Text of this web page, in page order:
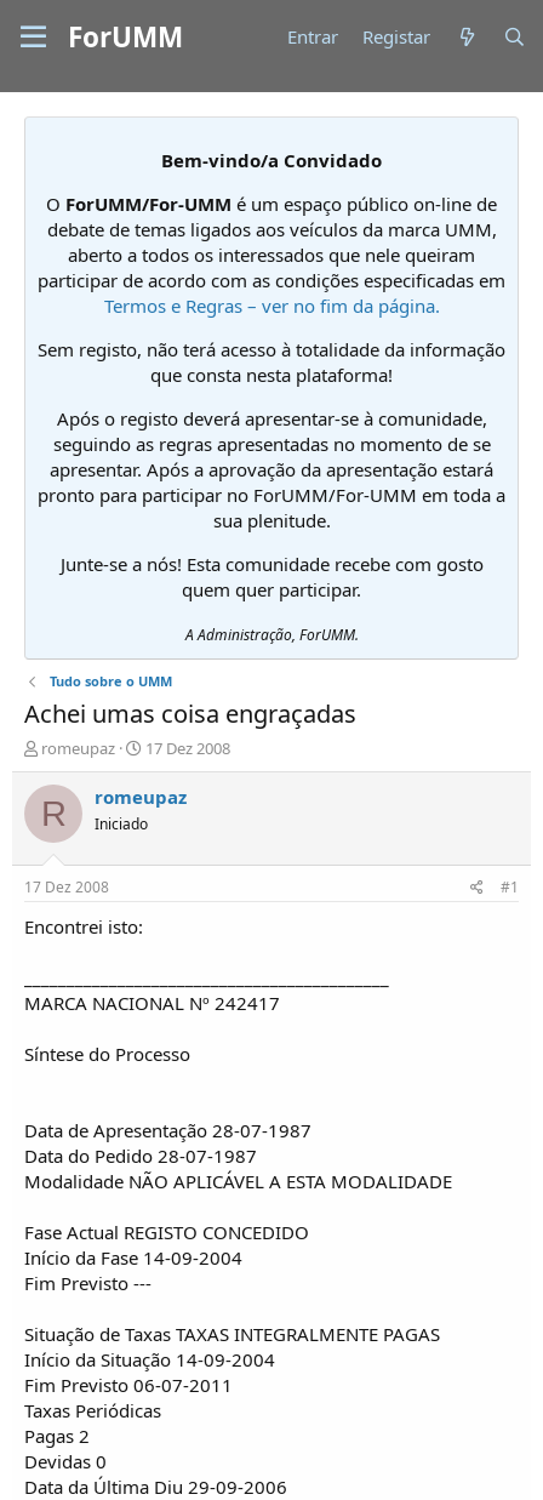
ForUMM Entrar Registar
Bem-vindo/a Convidado
O ForUMM/For-UMM é um espaço público on-line de
debate de temas ligados aos veículos da marca UMM,
aberto a todos os interessados que nele queiram
participar de acordo com as condições especificadas em
Termos e Regras – ver no fim da página.
Sem registo, não terá acesso à totalidade da informação
que consta nesta plataforma!
Após o registo deverá apresentar-se à comunidade,
seguindo as regras apresentadas no momento de se
apresentar. Após a aprovação da apresentação estará
pronto para participar no ForUMM/For-UMM em toda a
sua plenitude.
Junte-se a nós! Esta comunidade recebe com gosto
quem quer participar.
A Administração, ForUMM.
Tudo sobre o UMM
Achei umas coisa engraçadas
I
n
i
d
o
r
T
ó
i
romeupaz
D
a
t
d
o
17 Dez 2008
R romeupaz
Iniciado
17 Dez 2008 #1
Encontrei isto:
MARCA NACIONAL Nº 242417
Síntese do Processo
Data de Apresentação 28-07-1987
Data do Pedido 28-07-1987
Modalidade NÃO APLICÁVEL A ESTA MODALIDADE
Fase Actual REGISTO CONCEDIDO
Início da Fase 14-09-2004
Fim Previsto ---
Situação de Taxas TAXAS INTEGRALMENTE PAGAS
Início da Situação 14-09-2004
Fim Previsto 06-07-2011
Taxas Periódicas
Pagas 2
Devidas 0
Data da Última Diu 29-09-2006